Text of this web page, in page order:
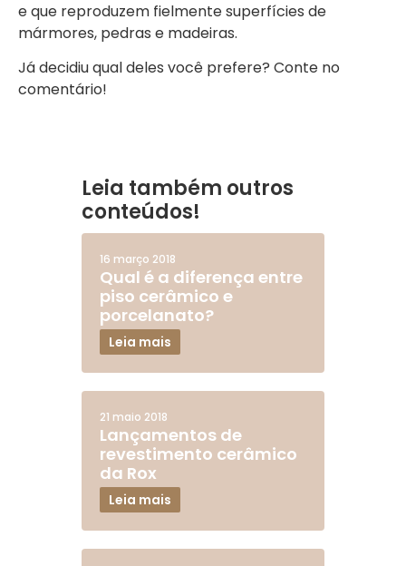
e que reproduzem fielmente superfícies de
mármores, pedras e madeiras.
Já decidiu qual deles você prefere? Conte no
comentário!
Leia também outros
conteúdos!
16 março 2018
Qual é a diferença entre
piso cerâmico e
porcelanato?
Leia mais
21 maio 2018
Lançamentos de
revestimento cerâmico
da Rox
Leia mais